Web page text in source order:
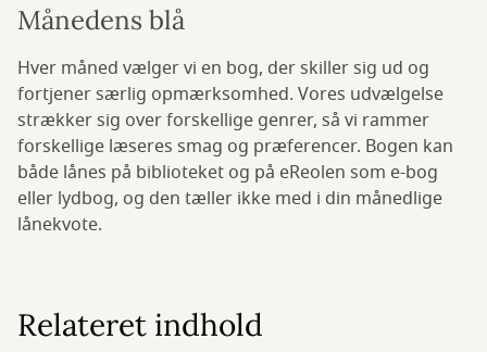
Månedens blå
Hver måned vælger vi en bog, der skiller sig ud og
fortjener særlig opmærksomhed. Vores udvælgelse
strækker sig over forskellige genrer, så vi rammer
forskellige læseres smag og præferencer. Bogen kan
både lånes på biblioteket og på eReolen som e-bog
eller lydbog, og den tæller ikke med i din månedlige
lånekvote.
Relateret indhold